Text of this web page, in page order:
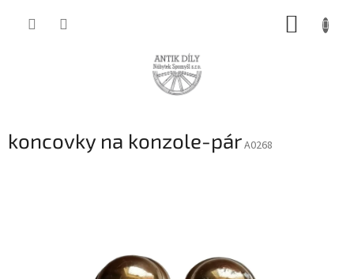
koncovky na konzole-párA0268